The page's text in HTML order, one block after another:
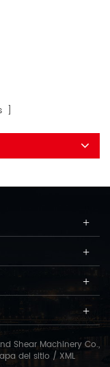
]
Shear Machinery Co.,
del sitio / XML